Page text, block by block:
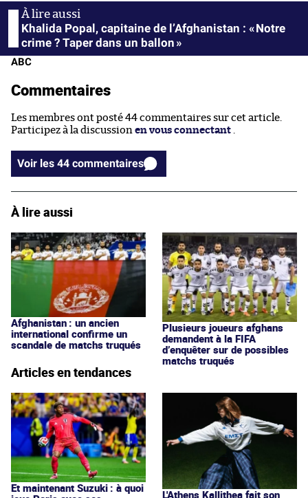
Khalida Popal, capitaine de l’Afghanistan : « Notre
crime ? Taper dans un ballon »
ABC
Commentaires
Les membres ont posté 44 commentaires sur cet article.
Participez à la discussion en vous connectant
Voir les 44 commentaires
À lire aussi
Afghanistan : un ancien
international confirme un
scandale de matchs truqués
Plusieurs joueurs afghans
demandent à la FIFA
d’enquêter sur de possibles
matchs truqués
Articles en tendances
Et maintenant Suzuki : à quoi
L'Athens Kallithea fait son